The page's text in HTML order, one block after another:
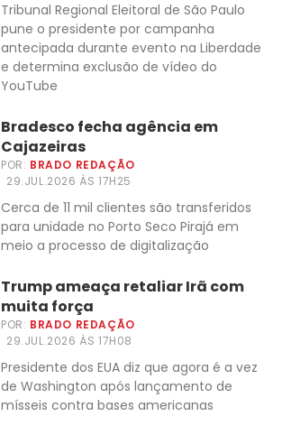
Tribunal Regional Eleitoral de São Paulo
pune o presidente por campanha
antecipada durante evento na Liberdade
e determina exclusão de vídeo do
YouTube
Bradesco fecha agência em
Cajazeiras
POR: BRADO REDAÇÃO
29.JUL.2026 ÀS 17H25
Cerca de 11 mil clientes são transferidos
para unidade no Porto Seco Pirajá em
meio a processo de digitalização
Trump ameaça retaliar Irã com
muita força
POR: BRADO REDAÇÃO
29.JUL.2026 ÀS 17H08
Presidente dos EUA diz que agora é a vez
de Washington após lançamento de
mísseis contra bases americanas